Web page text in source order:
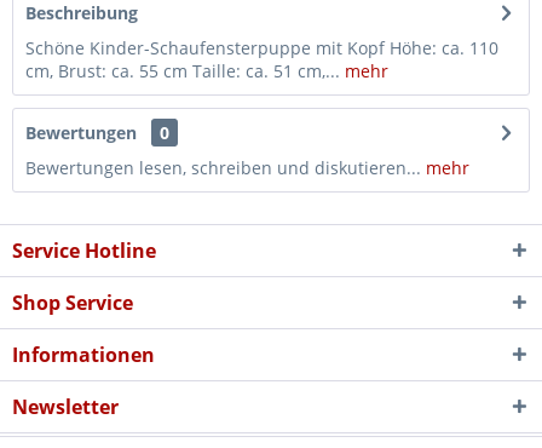
Beschreibung
Schöne Kinder-Schaufensterpuppe mit Kopf Höhe: ca. 110
cm, Brust: ca. 55 cm Taille: ca. 51 cm,... mehr
Bewertungen
0
Bewertungen lesen, schreiben und diskutieren... mehr
Service Hotline
Shop Service
Informationen
Newsletter